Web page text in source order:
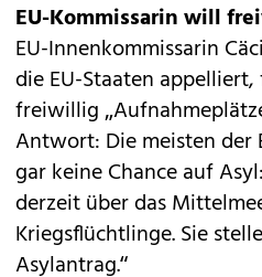
EU-Kommissarin will
EU-Innenkommissarin
die EU-Staaten
freiwillig
Antwort: Die meisten der
gar keine Chance auf
derzeit über das
Kriegsflüchtlinge. Sie
Asylantrag.“